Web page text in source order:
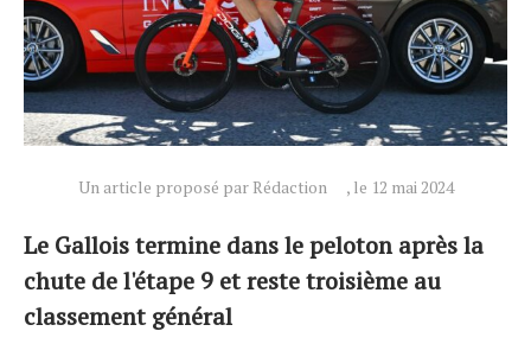
Un article proposé par Rédaction , le 12 mai 2024
Le Gallois termine dans le peloton après la
chute de l'étape 9 et reste troisième au
classement général
Tests de produits